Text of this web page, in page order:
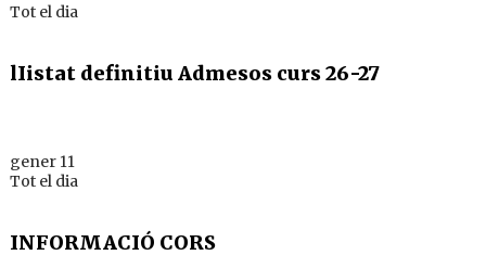
Tot el dia
lIistat definitiu Admesos curs 26-27
gener 11
Tot el dia
INFORMACIÓ CORS